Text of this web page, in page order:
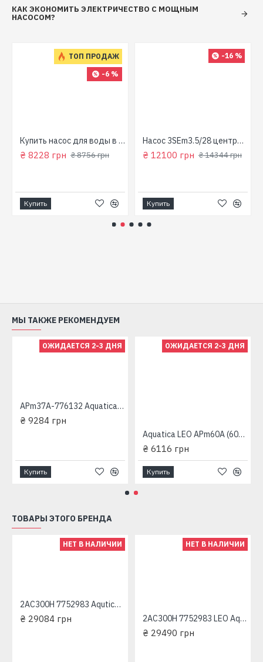
КАК ЭКОНОМИТЬ ЭЛЕКТРИЧЕСТВО С МОЩНЫМ
НАСОСОМ?
ТОП ПРОДАЖ
-6 %
Купить насос для воды в колодец (800 Вт, напор: 43м, производит: 90 л/мин) GARDEN 1000-4-Robot "NPO"
₴ 8228 грн ₴ 8756 грн
Купить
-16 %
Насос 3SEm3.5/28 центробежный скважинный 1,5кВт Н107м 90л/мин Ø80мм Aquatica Dongyin 777395
₴ 12100 грн ₴ 14344 грн
Купить
МЫ ТАКЖЕ РЕКОМЕНДУЕМ
ОЖИДАЕТСЯ 2-3 ДНЯ
APm37A-776132 Aquatica Станция водоснабжения вихревая
₴ 9284 грн
Купить
ОЖИДАЕТСЯ 2-3 ДНЯ
Aquatica LEO APm60A (600 Вт - 50 л/мин - напор: 60 м - медь) (775133/24) Станция водоснабжения вихревая
₴ 6116 грн
Купить
ТОВАРЫ ЭТОГО БРЕНДА
НЕТ В НАЛИЧИИ
2AC300H 7752983 Aqutica трехфазный насос центробежный многоступенчатый
₴ 29084 грн
НЕТ В НАЛИЧИИ
2AC300H 7752983 LEO Aquatica трехфазный насос центробежный многоступенчатый
₴ 29490 грн